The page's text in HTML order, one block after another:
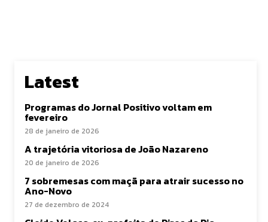
Latest
Programas do Jornal Positivo voltam em
fevereiro
28 de janeiro de 2026
A trajetória vitoriosa de João Nazareno
20 de janeiro de 2026
7 sobremesas com maçã para atrair sucesso no
Ano-Novo
27 de dezembro de 2024